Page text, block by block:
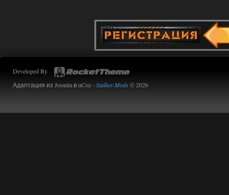
Developed By
Адаптация из Joomla в uCoz -Stalker-Mods© 2026